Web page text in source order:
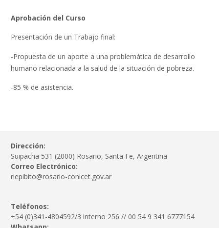
Aprobación del Curso
Presentación de un Trabajo final:
-Propuesta de un aporte a una problemática de desarrollo
humano relacionada a la salud de la situación de pobreza.
-85 % de asistencia.
Dirección:
Suipacha 531 (2000) Rosario, Santa Fe, Argentina
Correo Electrónico:
riepibito@rosario-conicet.gov.ar
Teléfonos:
+54 (0)341-4804592/3 interno 256 // 00 54 9 341 6777154